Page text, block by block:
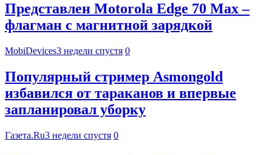
Представлен Motorola Edge 70 Max –
флагман с магнитной зарядкой
MobiDevices3 недели спустя 0
Популярный стример Asmongold
избавился от тараканов и впервые
запланировал уборку
Газета.Ru3 недели спустя 0